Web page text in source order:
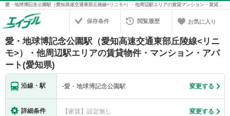
愛・地球博記念公園駅（愛知高速交通東部丘陵線<リニモ>）・他周辺駅エリアの賃貸マンション・賃貸アパート・賃貸住宅の不動産情報を検索！不動産賃貸の物件探しは、お部屋探しのエイブル
保存条件 閲覧履歴 お気に入り
愛・地球博記念公園駅（愛知高速交通東部丘陵線<リニ
モ>）・他周辺駅エリアの賃貸物件・マンション・アパ
ート(愛知県)
沿線・駅 -愛・地球博記念公園駅 変更する
詳細条件 【家賃】設定無し 変更する